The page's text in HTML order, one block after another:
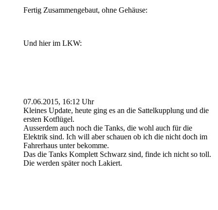
Fertig Zusammengebaut, ohne Gehäuse:
Und hier im LKW:
07.06.2015, 16:12 Uhr
Kleines Update, heute ging es an die Sattelkupplung und die
ersten Kotflügel.
Ausserdem auch noch die Tanks, die wohl auch für die
Elektrik sind. Ich will aber schauen ob ich die nicht doch im
Fahrerhaus unter bekomme.
Das die Tanks Komplett Schwarz sind, finde ich nicht so toll.
Die werden später noch Lakiert.